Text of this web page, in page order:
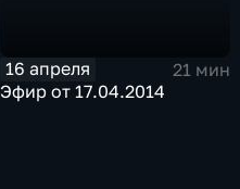
16 апреля
21 мин
Эфир от 17.04.2014